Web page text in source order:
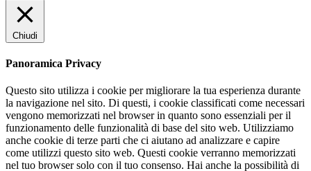
Chiudi
Panoramica Privacy
Questo sito utilizza i cookie per migliorare la tua esperienza durante
la navigazione nel sito. Di questi, i cookie classificati come necessari
vengono memorizzati nel browser in quanto sono essenziali per il
funzionamento delle funzionalità di base del sito web. Utilizziamo
anche cookie di terze parti che ci aiutano ad analizzare e capire
come utilizzi questo sito web. Questi cookie verranno memorizzati
nel tuo browser solo con il tuo consenso. Hai anche la possibilità di